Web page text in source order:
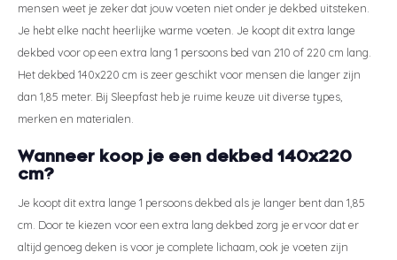
mensen weet je zeker dat jouw voeten niet onder je dekbed uitsteken.
Je hebt elke nacht heerlijke warme voeten. Je koopt dit extra lange
dekbed voor op een extra lang 1 persoons bed van 210 of 220 cm lang.
Het dekbed 140x220 cm is zeer geschikt voor mensen die langer zijn
dan 1,85 meter. Bij Sleepfast heb je ruime keuze uit diverse types,
merken en materialen.
Wanneer koop je een dekbed 140x220
cm?
Je koopt dit extra lange 1 persoons dekbed als je langer bent dan 1,85
cm. Door te kiezen voor een extra lang dekbed zorg je ervoor dat er
altijd genoeg deken is voor je complete lichaam, ook je voeten zijn